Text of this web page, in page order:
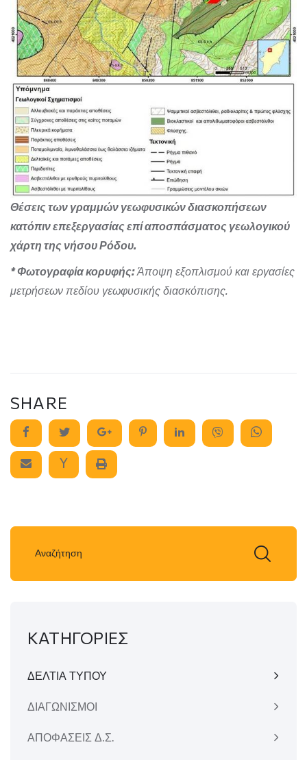
Θέσεις των γραμμών γεωφυσικών διασκοπήσεων
κατόπιν επεξεργασίας επί αποσπάσματος γεωλογικού
χάρτη της νήσου Ρόδου.
* Φωτογραφία κορυφής:Άποψη εξοπλισμού και εργασίες
μετρήσεων πεδίου γεωφυσικής διασκόπισης.
SHARE
ΚΑΤΗΓΟΡΙΕΣ
ΔΕΛΤΙΑ ΤΥΠΟΥ
ΔΙΑΓΩΝΙΣΜΟΙ
ΑΠΟΦΑΣΕΙΣ Δ.Σ.